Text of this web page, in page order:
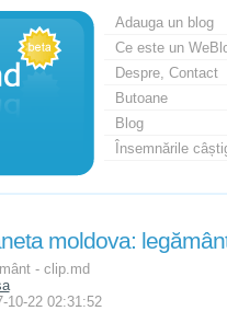
Adauga un blog
Ce este un
Despre, Contact
Butoane
Blog
Însemnările
moldova:
- clip.md
10-22 02:31:52